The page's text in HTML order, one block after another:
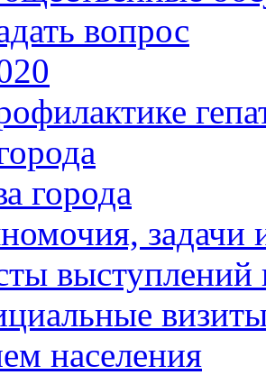
вопрос
города
задачи
выступлений
населения